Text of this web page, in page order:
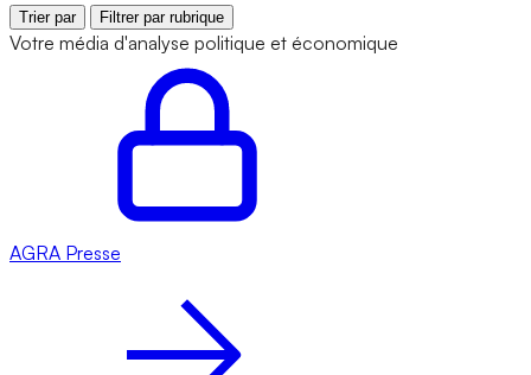
Trier par Filtrer par rubrique
Votre média d'analyse politique et économique
AGRA Presse